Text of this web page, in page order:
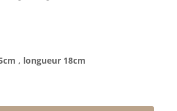
, longueur 18cm